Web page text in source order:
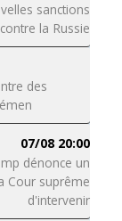
sanctions
contre la Russie
des
07/08 20:00
dénonce un
Cour suprême
d'intervenir